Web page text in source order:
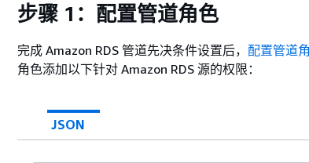
步骤 1：配置管道角色
完成 Amazon RDS 管道先决条件设置后， 配置管道
角色添加以下针对 Amazon RDS 源的权限：
JSON